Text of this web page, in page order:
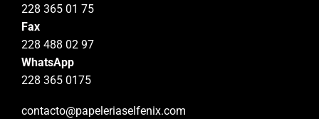
228 365 01 75
Fax
228 488 02 97
WhatsApp
228 365 0175
contacto@papeleriaselfenix.com